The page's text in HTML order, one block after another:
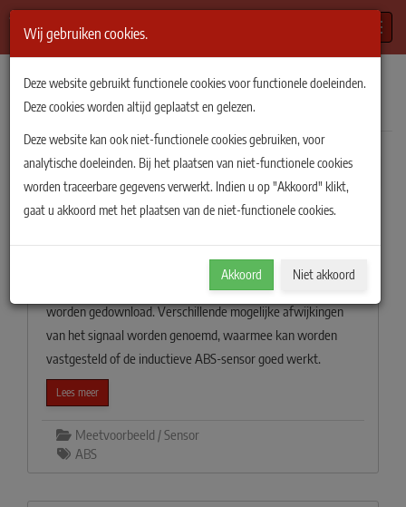
ArtikelenABS
1-3 van 3 resultaten getoond Filter
ABS-sensor inductief
antiblokkeersysteem (ABS)-sensor, waarbij het wiel met de
hand wordt rondgedraaid. Het signaal wordt getoond en kan
worden gedownload. Verschillende mogelijke afwijkingen
van het signaal worden genoemd, waarmee kan worden
vastgesteld of de inductieve ABS-sensor goed werkt.
Lees meer
Meetvoorbeeld / Sensor
ABS
Wij gebruiken cookies.
Deze website gebruikt functionele cookies voor functionele doeleinden.
Deze cookies worden altijd geplaatst en gelezen.
Deze website kan ook niet-functionele cookies gebruiken, voor
analytische doeleinden. Bij het plaatsen van niet-functionele cookies
worden traceerbare gegevens verwerkt. Indien u op "Akkoord" klikt,
gaat u akkoord met het plaatsen van de niet-functionele cookies.
Akkoord Niet akkoord